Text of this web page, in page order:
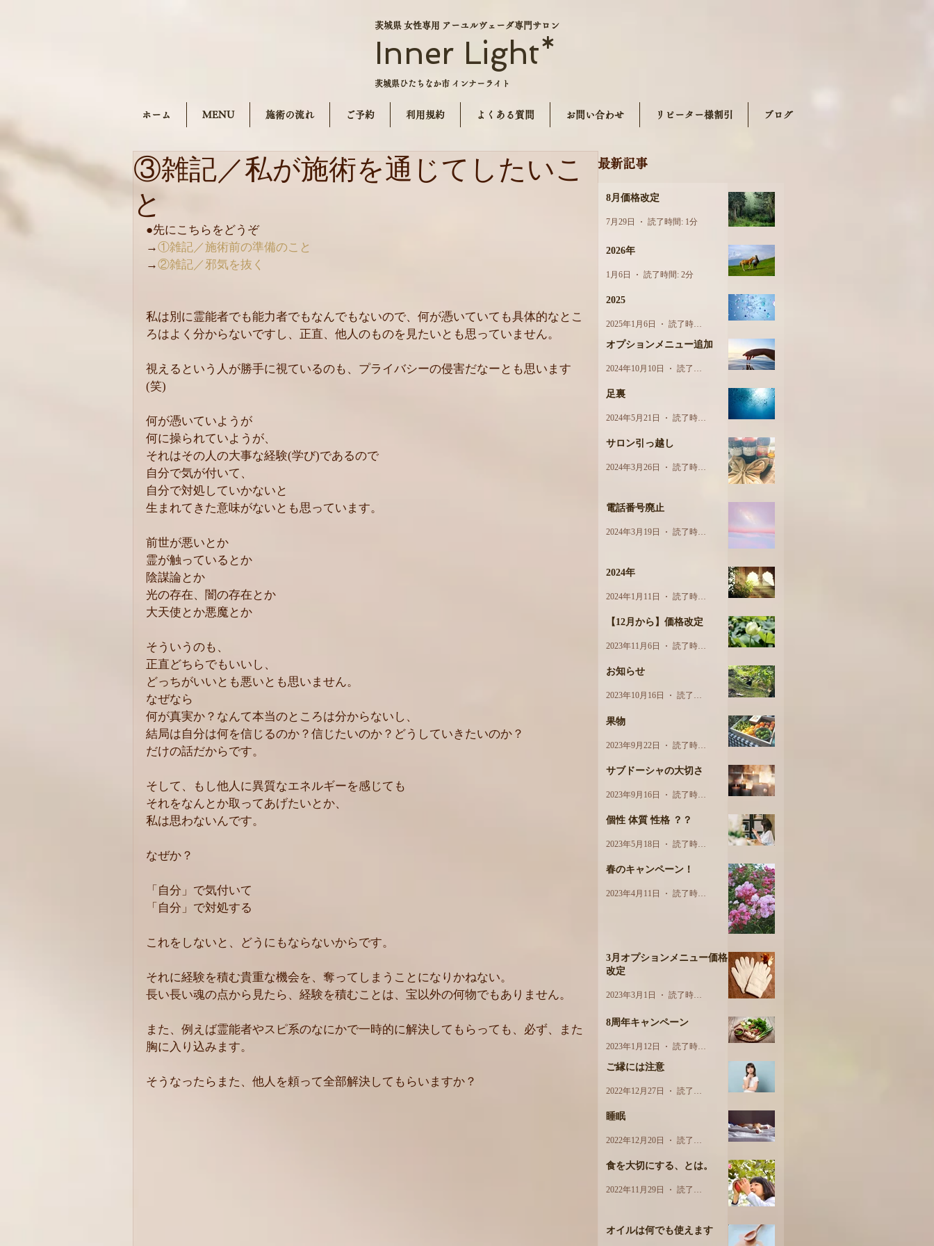
茨城県 女性専用 アーユルヴェーダ専門サロン
Inner Light*
茨城県ひたちなか市 インナーライト
ホーム MENU 施術の流れ ご予約 利用規約 よくある質問 お問い合わせ リピーター様割引 ブログ
③雑記／私が施術を通じてしたいこ
と
●先にこちらをどうぞ
→①雑記／施術前の準備のこと
→②雑記／邪気を抜く
私は別に霊能者でも能力者でもなんでもないので、何が憑いていても具体的なとこ
ろはよく分からないですし、正直、他人のものを見たいとも思っていません。
視えるという人が勝手に視ているのも、プライバシーの侵害だなーとも思います
(笑)
何が憑いていようが
何に操られていようが、
それはその人の大事な経験(学び)であるので
自分で気が付いて、
自分で対処していかないと
生まれてきた意味がないとも思っています。
前世が悪いとか
霊が触っているとか
陰謀論とか
光の存在、闇の存在とか
大天使とか悪魔とか
そういうのも、
正直どちらでもいいし、
どっちがいいとも悪いとも思いません。
なぜなら
何が真実か？なんて本当のところは分からないし、
結局は自分は何を信じるのか？信じたいのか？どうしていきたいのか？
だけの話だからです。
そして、もし他人に異質なエネルギーを感じても
それをなんとか取ってあげたいとか、
私は思わないんです。
なぜか？
「自分」で気付いて
「自分」で対処する
これをしないと、どうにもならないからです。
それに経験を積む貴重な機会を、奪ってしまうことになりかねない。
長い長い魂の点から見たら、経験を積むことは、宝以外の何物でもありません。
また、例えば霊能者やスピ系のなにかで一時的に解決してもらっても、必ず、また
胸に入り込みます。
そうなったらまた、他人を頼って全部解決してもらいますか？
最新記事
8月価格改定
7月29日 読了時間: 1分
2026年
1月6日 読了時間: 2分
2025
2025年1月6日
オプションメニュー追加
2024年10月10日
足裏
2024年5月21日
サロン引っ越し
2024年3月26日
電話番号廃止
2024年3月19日
2024年
2024年1月11日
【12月から】価格改定
2023年11月6日
お知らせ
2023年10月16日
果物
2023年9月22日
サブドーシャの大切さ
2023年9月16日
個性 体質 性格 ？？
2023年5月18日
春のキャンペーン！
2023年4月11日
3月オプションメニュー価格
改定
2023年3月1日
8周年キャンペーン
2023年1月12日
ご縁には注意
2022年12月27日
睡眠
2022年12月20日
食を大切にする、とは。
2022年11月29日
オイルは何でも使えます